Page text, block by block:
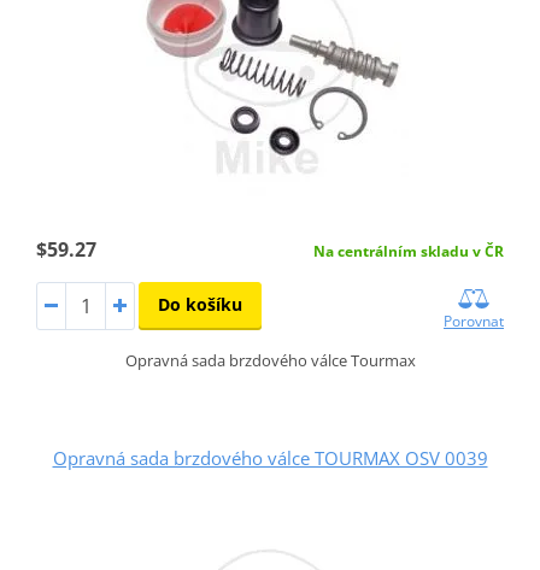
$59.27 Na centrálním skladu v ČR
Do košíku
Porovnat
Opravná sada brzdového válce Tourmax
Opravná sada brzdového válce TOURMAX OSV 0039